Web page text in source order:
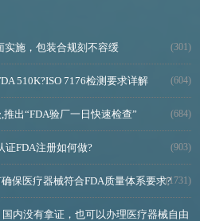
实施，包装合规刻不容缓 (301)
510K?ISO 7176检测要求详解 (604)
出“FDA验厂一日快速检查” (684)
证FDA注册如何做? (903)
保医疗器械符合FDA质量体系要求?(1731)
内没有拿证，也可以办理医疗器械自由